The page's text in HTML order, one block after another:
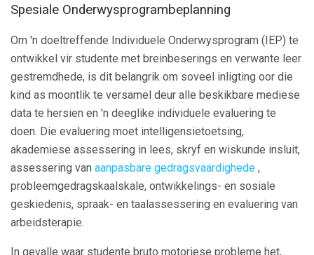
Spesiale Onderwysprogrambeplanning
Om 'n doeltreffende Individuele Onderwysprogram (IEP) te
ontwikkel vir studente met breinbeserings en verwante leer
gestremdhede, is dit belangrik om soveel inligting oor die
kind as moontlik te versamel deur alle beskikbare mediese
data te hersien en 'n deeglike individuele evaluering te
doen. Die evaluering moet intelligensietoetsing,
akademiese assessering in lees, skryf en wiskunde insluit,
assessering van aanpasbare gedragsvaardighede ,
probleemgedragskaalskale, ontwikkelings- en sosiale
geskiedenis, spraak- en taalassessering en evaluering van
arbeidsterapie.
In gevalle waar studente bruto motoriese probleme het,